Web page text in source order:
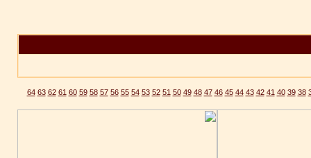
38
39
40
41
42
43
44
45
46
47
48
49
50
51
52
53
54
55
56
57
58
59
60
61
62
63
64